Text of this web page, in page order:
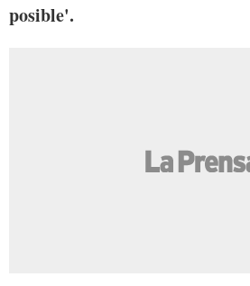
posible'.